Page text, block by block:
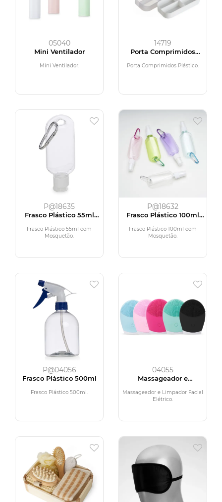
05040
Mini Ventilador
Mini Ventilador.
14719
Porta Comprimidos
Porta Comprimidos Plástico.
P@18635
Frasco Plástico 55ml
Frasco Plástico 55ml com
Mosquetão.
P@18632
Frasco Plástico 100ml
Frasco Plástico 100ml com
Mosquetão.
P@04056
Frasco Plástico 500ml
Frasco Plástico 500ml.
04055
Massageador e
Massageador e Limpador Facial
Elétrico.